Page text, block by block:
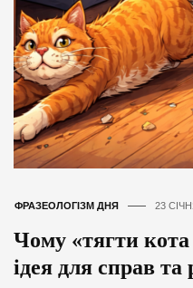
ФРАЗЕОЛОГІЗМ ДНЯ 23
Чому «тягти
ідея для справ та